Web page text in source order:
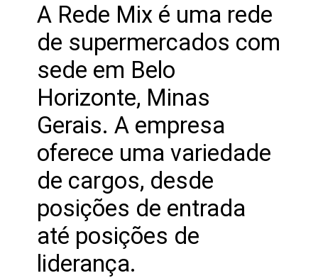
A Rede Mix é uma rede
de supermercados com
sede em Belo
Horizonte, Minas
Gerais. A empresa
oferece uma variedade
de cargos, desde
posições de entrada
até posições de
liderança.